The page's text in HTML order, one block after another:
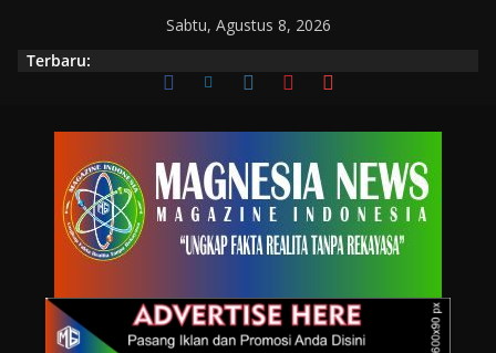
Sabtu, Agustus 8, 2026
Terbaru: